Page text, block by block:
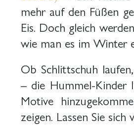
mehr auf den Füßen
Eis. Doch gleich
wie man es im Winter
Ob Schlittschuh
– die Hummel-Kinder
Motive
zeigen. Lassen Sie